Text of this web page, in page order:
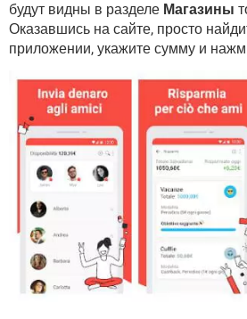
будут видны в разделе Магазины
Оказавшись на сайте, просто
приложении, укажите сумму и